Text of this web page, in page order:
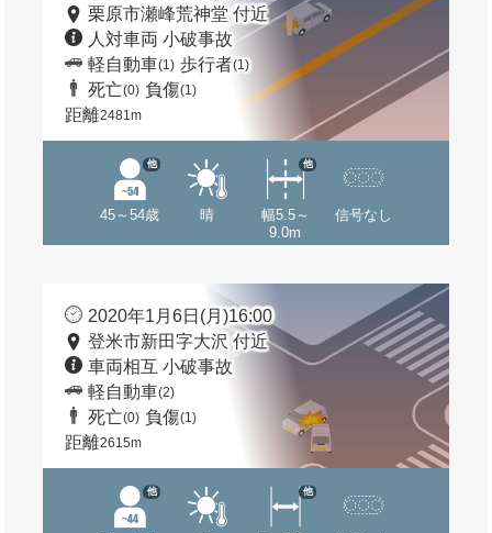
栗原市瀬峰荒神堂 付近
人対車両 小破事故
軽自動車(1) 歩行者(1)
死亡(0) 負傷(1)
距離2481m
45～54歳
他
晴
幅5.5～
9.0m
他
信号なし
2020年1月6日(月)16:00
登米市新田字大沢 付近
車両相互 小破事故
軽自動車(2)
死亡(0) 負傷(1)
距離2615m
他 他